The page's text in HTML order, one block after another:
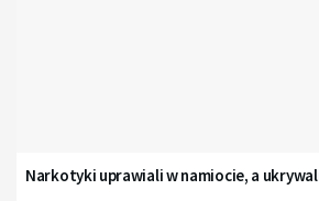
Narkotyki uprawiali w namiocie, a